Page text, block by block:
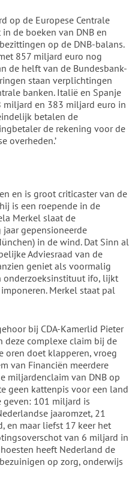
op de Europese Centrale
de boeken van DNB en
op de DNB-balans.
857 miljard euro nog
de helft van de Bundesbank-
staan verplichtingen
banken. Italië en Spanje
en 383 miljard euro in
betalen de
de rekening voor de
overheden.’
en is groot criticaster van de
is een roepende in de
Merkel slaat de
gepensioneerde
in de wind. Dat Sinn al
Adviesraad van de
geniet als voormalig
onderzoeksinstituut ifo, lijkt
Merkel staat pal
bij CDA-Kamerlid Pieter
deze complexe claim bij de
oren doet klapperen, vroeg
van Financiën meerdere
miljardenclaim van DNB op
geen kattenpis voor een land
geven: 101 miljard is
jaaromzet, 21
en maar liefst 17 keer het
van 6 miljard in
heeft Nederland de
op zorg, onderwijs